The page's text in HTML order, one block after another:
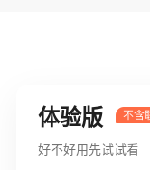
体验版
好不好用先试试看